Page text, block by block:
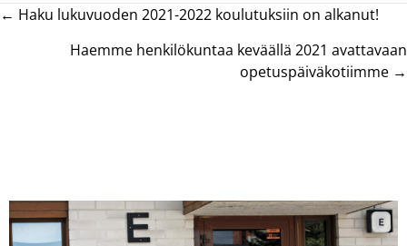
Posts
navigation
← Haku lukuvuoden 2021-2022 koulutuksiin on alkanut!
Haemme henkilökuntaa keväällä 2021 avattavaan
opetuspäiväkotiimme →